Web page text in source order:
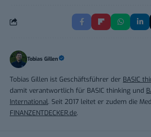
Tobias Gillen
Tobias Gillen ist Geschäftsführer der BASIC
damit verantwortlich für BASIC thinking und
International. Seit 2017 leitet er zudem die
FINANZENTDECKER.de.